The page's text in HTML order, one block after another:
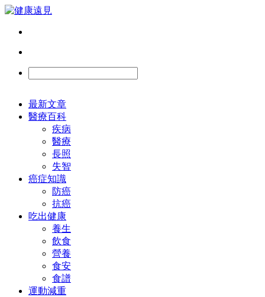
最新文章
醫療百科
疾病
醫療
長照
失智
癌症知識
防癌
抗癌
吃出健康
養生
飲食
營養
食安
食譜
運動減重